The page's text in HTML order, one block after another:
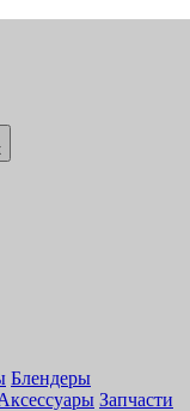
Блендеры
Запчасти